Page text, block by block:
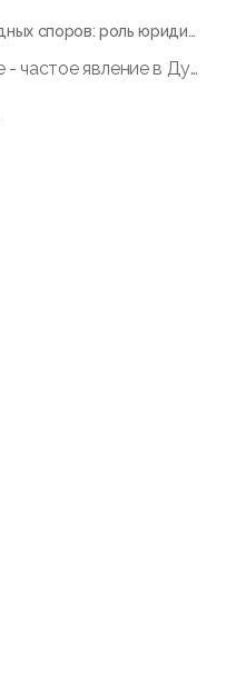
Споры по аренде - частое явление в Дубае. Узнайте, почему важно иметь квалифицированную юридическую поддержку и как профессиональные услуги по управлению недвижимостью могут помочь в разрешении споров.